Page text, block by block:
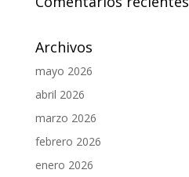
Archivos
mayo 2026
abril 2026
marzo 2026
febrero 2026
enero 2026